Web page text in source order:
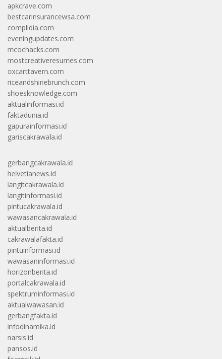
apkcrave.com
bestcarinsurancewsa.com
complidia.com
eveningupdates.com
mcochacks.com
mostcreativeresumes.com
oxcarttavern.com
riceandshinebrunch.com
shoesknowledge.com
aktualinformasi.id
faktadunia.id
gapurainformasi.id
gariscakrawala.id
gerbangcakrawala.id
helvetianews.id
langitcakrawala.id
langitinformasi.id
pintucakrawala.id
wawasancakrawala.id
aktualberita.id
cakrawalafakta.id
pintuinformasi.id
wawasaninformasi.id
horizonberita.id
portalcakrawala.id
spektruminformasi.id
aktualwawasan.id
gerbangfakta.id
infodinamika.id
narsis.id
pansos.id